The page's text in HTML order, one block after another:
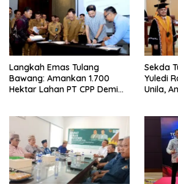
Langkah Emas Tulang
Bawang: Amankan 1.700
Hektar Lahan PT CPP Demi
Sekda
Yuledi
Unila,